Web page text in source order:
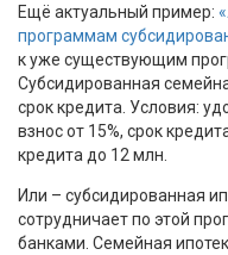
Ещё актуальный пример:
программам
к уже существующим
Субсидированная
срок кредита. Условия:
взнос от 15%, срок
кредита до 12 млн.
Или – субсидированная
сотрудничает по этой
банками. Семейная